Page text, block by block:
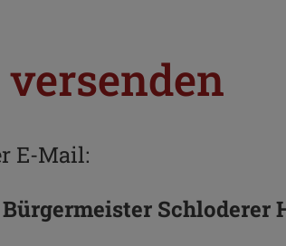
E-Mail:
Bürgermeister Schloderer